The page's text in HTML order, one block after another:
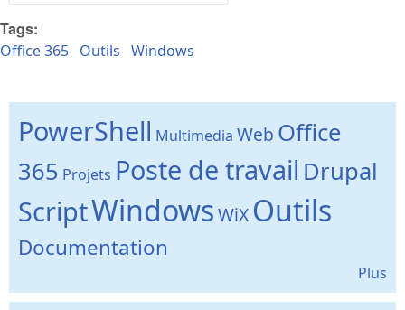
Tags:
Office 365 Outils Windows
PowerShell Multimedia Web Office
365 Projets Poste de travail Drupal
ScriptWindowsWiX Outils
Documentation
Plus